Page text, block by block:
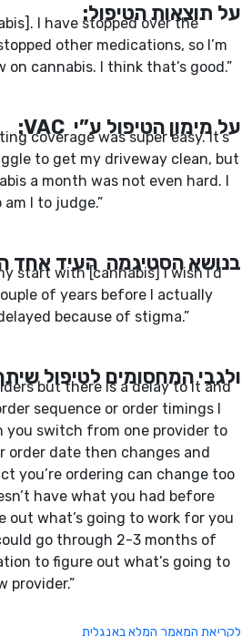
על תוצאות הטיפול:
I have stopped over the
other medications, so I’m
cannabis. I think that’s good.”
על מימון הטיפול ע”י VAC:
coverage was super easy. It’s
to get my driveway clean, but
a month was not even hard. I
I to judge.”
בנושא הסטיגמה העיד אחד
start with [cannabis] I wish I’d
of years before I actually
because of stigma.”
ולגבי המחסומים לטיפול
but there is a delay to it and
sequence or order timings I
you switch from one provider to
order date then changes and
you’re ordering can change too
have what you had before
out what’s going to work for you
go through 2-3 months of
to figure out what’s going to
provider.”
לקריאת המאמר המלא באנגלית